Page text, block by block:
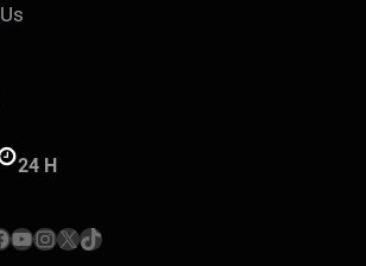
Us
24 H
YouTube Instagram X TikTok